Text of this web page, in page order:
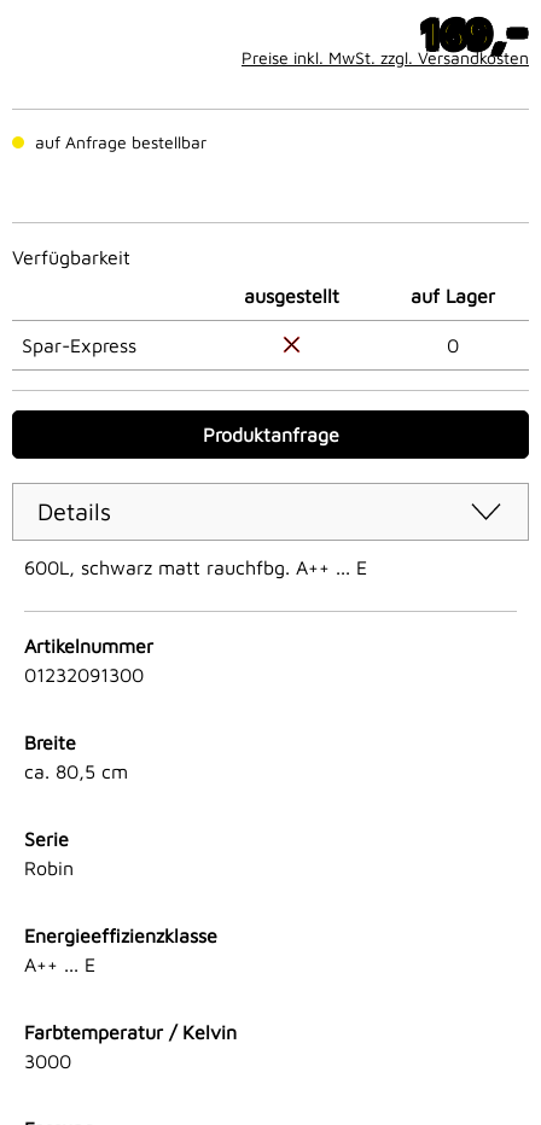
169,-
Preise inkl. MwSt. zzgl. Versandkosten
auf Anfrage bestellbar
Verfügbarkeit
ausgestellt
auf Lager
Spar-Express 0
Produktanfrage
Details
600L, schwarz matt rauchfbg. A++ ... E
Artikelnummer
01232091300
Breite
ca. 80,5 cm
Serie
Robin
Energieeffizienzklasse
A++ ... E
Farbtemperatur / Kelvin
3000